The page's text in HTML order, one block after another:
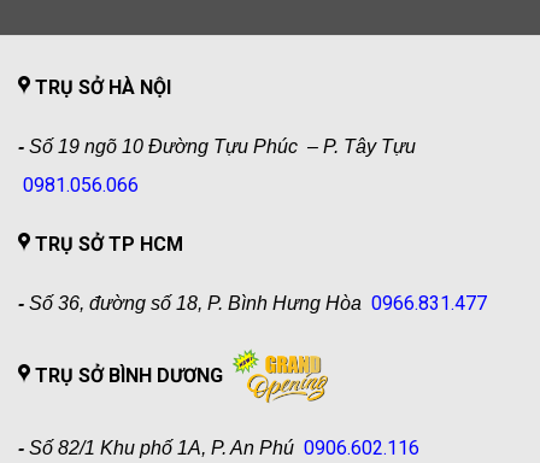
TRỤ SỞ HÀ NỘI
- Số 19 ngõ 10 Đường Tựu Phúc – P. Tây Tựu
0981.056.066
TRỤ SỞ TP HCM
- Số 36, đường số 18, P. Bình Hưng Hòa 0966.831.477
TRỤ SỞ BÌNH DƯƠNG
- Số 82/1 Khu phố 1A, P. An Phú 0906.602.116